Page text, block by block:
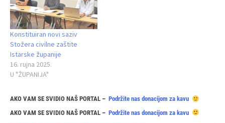
Konstituiran novi saziv
Stožera civilne zaštite
Istarske županije
16. rujna 2025.
U "ŽUPANIJA"
AKO VAM SE SVIDIO NAŠ PORTAL – Podržite nas donacijom za kavu
AKO VAM SE SVIDIO NAŠ PORTAL – Podržite nas donacijom za kavu